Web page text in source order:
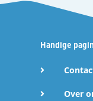
Handige
Over